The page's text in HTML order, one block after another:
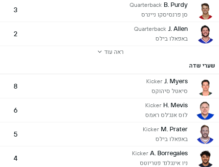
B. Purdy
Quarterback
סן פרנסיסקו ניינרס
3
J. Allen
Quarterback
באפאלו בילס
2
ראה עוד
שערי שדה
J. Myers
Kicker
סיאטל סיהוקס
8
H. Mevis
Kicker
לוס אנג'לס ראמס
6
M. Prater
Kicker
באפאלו בילס
5
A. Borregales
Kicker
ניו אינגלנד פטריוטס
4